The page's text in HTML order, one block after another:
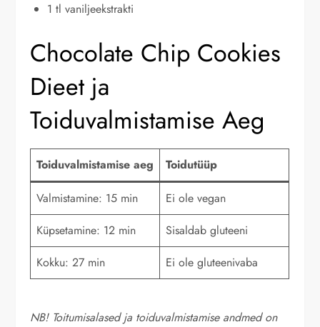
1 tl vaniljeekstrakti
Chocolate Chip Cookies
Dieet ja
Toiduvalmistamise Aeg
Toiduvalmistamise aeg Toidutüüp
Valmistamine: 15 min
Ei ole vegan
Küpsetamine: 12 min
Sisaldab gluteeni
Kokku: 27 min
Ei ole gluteenivaba
NB! Toitumisalased ja toiduvalmistamise andmed on